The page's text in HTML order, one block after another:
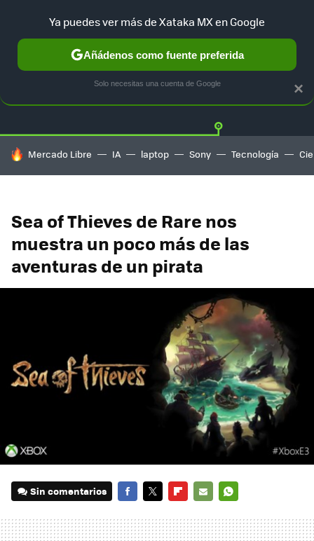
Twitter
HOY SE HABLA DE
Mercado Libre IA laptop Sony Tecnología
Sea of Thieves de Rare nos
muestra un poco más de las
aventuras de un pirata
Sin comentarios
MAIL
×
Ya puedes ver más de Xataka MX en Google
Añádenos como fuente preferida
Solo necesitas una cuenta de Google